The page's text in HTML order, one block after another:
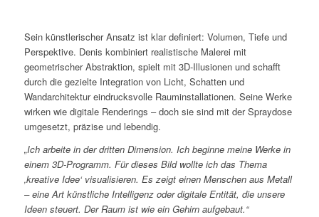
Sein künstlerischer Ansatz ist klar definiert: Volumen, Tiefe und
Perspektive. Denis kombiniert realistische Malerei mit
geometrischer Abstraktion, spielt mit 3D-Illusionen und schafft
durch die gezielte Integration von Licht, Schatten und
Wandarchitektur eindrucksvolle Rauminstallationen. Seine Werke
wirken wie digitale Renderings – doch sie sind mit der Spraydose
umgesetzt, präzise und lebendig.
„Ich arbeite in der dritten Dimension. Ich beginne meine Werke in
einem 3D-Programm. Für dieses Bild wollte ich das Thema
‚kreative Idee‘ visualisieren. Es zeigt einen Menschen aus Metall
– eine Art künstliche Intelligenz oder digitale Entität, die unsere
Ideen steuert. Der Raum ist wie ein Gehirn aufgebaut.“